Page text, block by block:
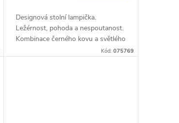
Designová stolní lampička.
Ležérnost, pohoda a nespoutanost.
Kombinace černého kovu a světlého
Kód: 075769